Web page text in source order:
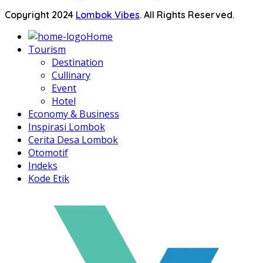
Copyright 2024 Lombok Vibes. All Rights Reserved.
Home
Tourism
Destination
Cullinary
Event
Hotel
Economy & Business
Inspirasi Lombok
Cerita Desa Lombok
Otomotif
Indeks
Kode Etik